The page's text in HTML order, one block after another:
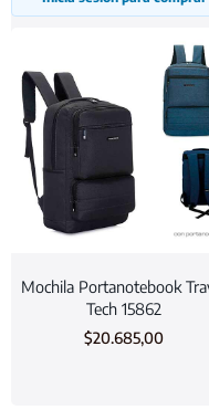
Mochila Portanotebook
Tech 15862
$20.685,00